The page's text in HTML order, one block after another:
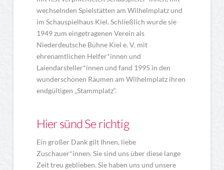
wechselnden Spielstätten am Wilhelmplatz und
im Schauspielhaus Kiel. Schließlich wurde sie
1949 zum eingetragenen Verein als
Niederdeutsche Bühne Kiel e. V. mit
ehrenamtlichen Helfer*innen und
Laiendarsteller*innen und fand 1995 in den
wunderschönen Räumen am Wilhelmplatz ihren
endgültigen „Stammplatz“.
Hier sünd Se richtig
Ein großer Dank gilt Ihnen, liebe
Zuschauer*innen. Sie sind uns über diese lange
Zeit treu geblieben. Sie haben uns und unsere